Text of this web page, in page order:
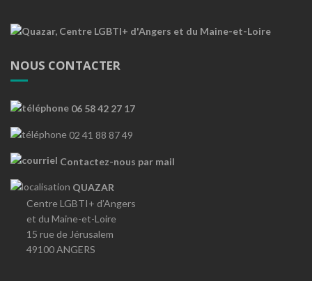
NOUS CONTACTER
06 58 42 27 17
02 41 88 87 49
Contactez-nous par mail
QUAZAR
Centre LGBTI+ d’Angers
et du Maine-et-Loire
15 rue de Jérusalem
49100 ANGERS